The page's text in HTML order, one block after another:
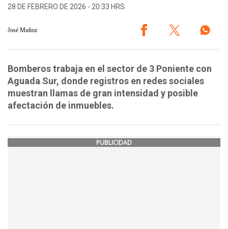
28 DE FEBRERO DE 2026 - 20:33 HRS.
José Muñoz
Bomberos trabaja en el sector de 3 Poniente con
Aguada Sur, donde registros en redes sociales
muestran llamas de gran intensidad y posible
afectación de inmuebles.
PUBLICIDAD